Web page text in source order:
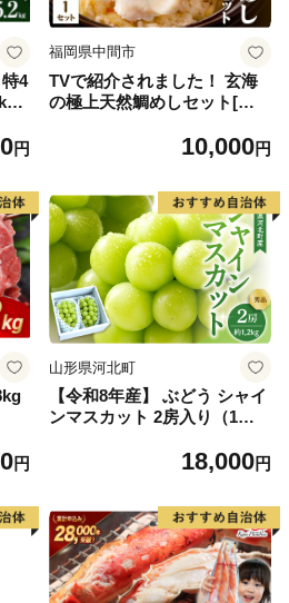
4
く
円
福岡県中間市
TVで紹介されました！ 玄海
の極上天然鯛めしセット[鯛
だし]【010-0001】10,000円
円
山形県河北町
【令和8年産】 ぶどう シャイ
ンマスカット 2房入り（1房6
産【山形eLab】 ka074-023-r
18,000円